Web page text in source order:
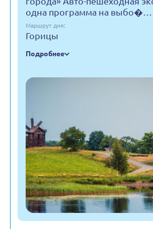
одна программа на выбо�…
Маршрут дня:
Горицы
Подробнее